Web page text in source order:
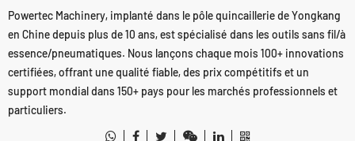
Powertec Machinery, implanté dans le pôle quincaillerie de Yongkang
en Chine depuis plus de 10 ans, est spécialisé dans les outils sans fil/à
essence/pneumatiques. Nous lançons chaque mois 100+ innovations
certifiées, offrant une qualité fiable, des prix compétitifs et un
support mondial dans 150+ pays pour les marchés professionnels et
particuliers.